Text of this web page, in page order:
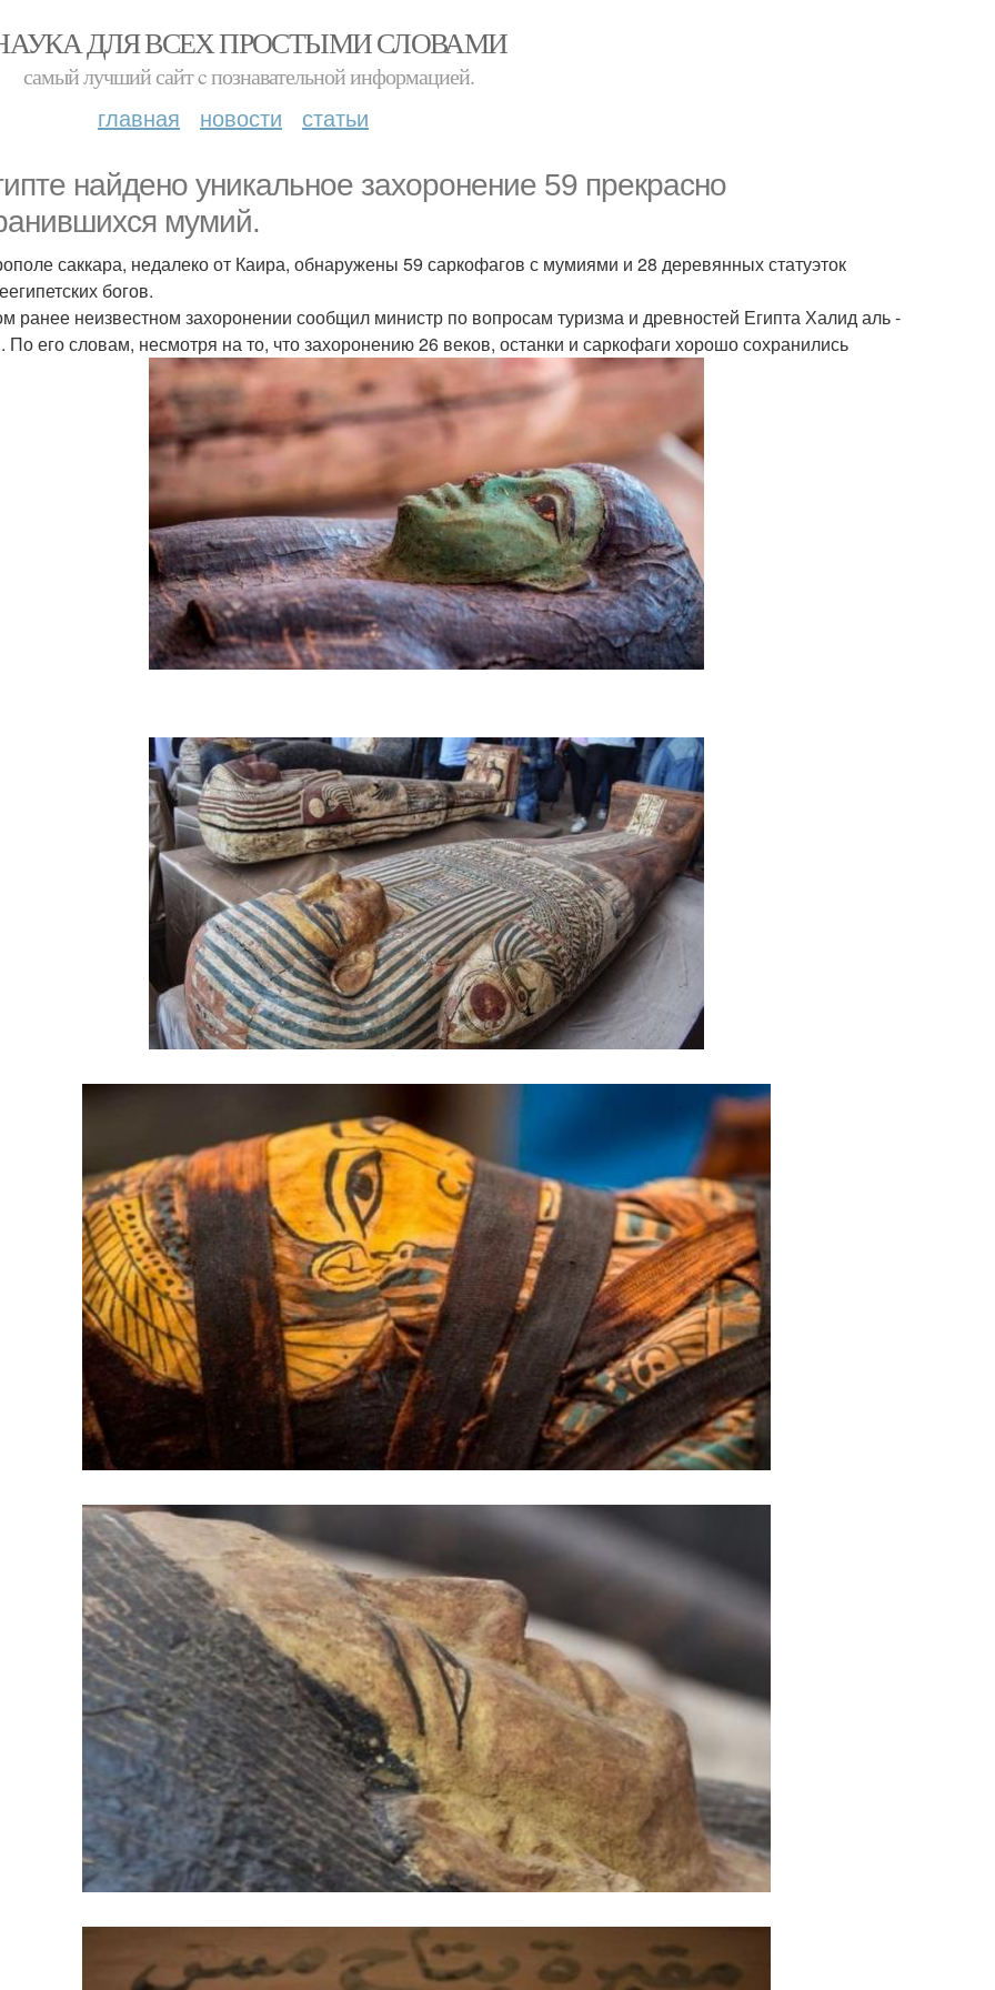
ДЛЯ ВСЕХ ПРОСТЫМИ СЛОВАМИ
самый лучший сайт c познавательной информацией.
главная новости статьи
найдено уникальное захоронение 59 прекрасно
мумий.
саккара, недалеко от Каира, обнаружены 59 саркофагов с мумиями и 28 деревянных статуэток
богов.
ранее неизвестном захоронении сообщил министр по вопросам туризма и древностей Египта Халид аль -
По его словам, несмотря на то, что захоронению 26 веков, останки и саркофаги хорошо сохранились